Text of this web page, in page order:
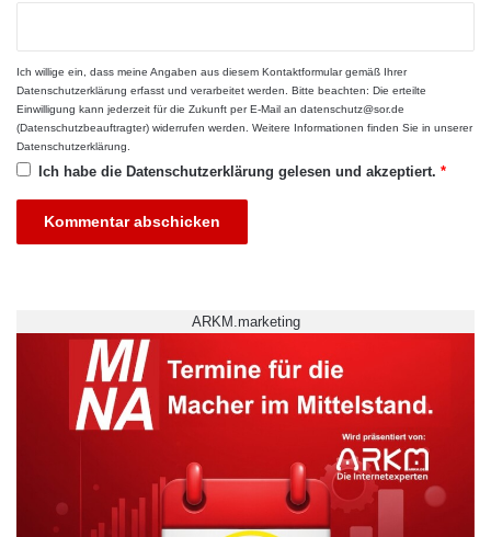
Fotografen, die anderen ihr Metier näher
bringen möchten. Die Leitung von Fotografie
Kreativ setzt sich zusammen aus: Nina
Czerwenka. Sie beschäftigt sich bereits seit
Jahren mit Kunst, Gestaltung und Fotografie.
Das konzeptionelle Arbeiten steht bei ihr im
studiert, ist fotografischer Autodidakt und
zeigte seine Fotografien im Oktober 2007 auf
seiner ersten Ausstellung in Frankfurt. Er
beschäftigt sich bereits mehrere Jahre mit der
digitalen Fotografie. Sein Schwerpunkt liegt
momentan auf der Architekturfotografie. Dabei
Ich willige ein, dass meine Angaben aus diesem Kontaktformular gemäß Ihrer
Datenschutzerklärung erfasst und verarbeitet werden. Bitte beachten: Die erteilte
Einwilligung kann jederzeit für die Zukunft per E-Mail an datenschutz@sor.de
(Datenschutzbeauftragter) widerrufen werden. Weitere Informationen finden Sie in unserer
Datenschutzerklärung
Ich habe die Datenschutzerklärung gelesen und akzeptiert. *
ARKM.marketing